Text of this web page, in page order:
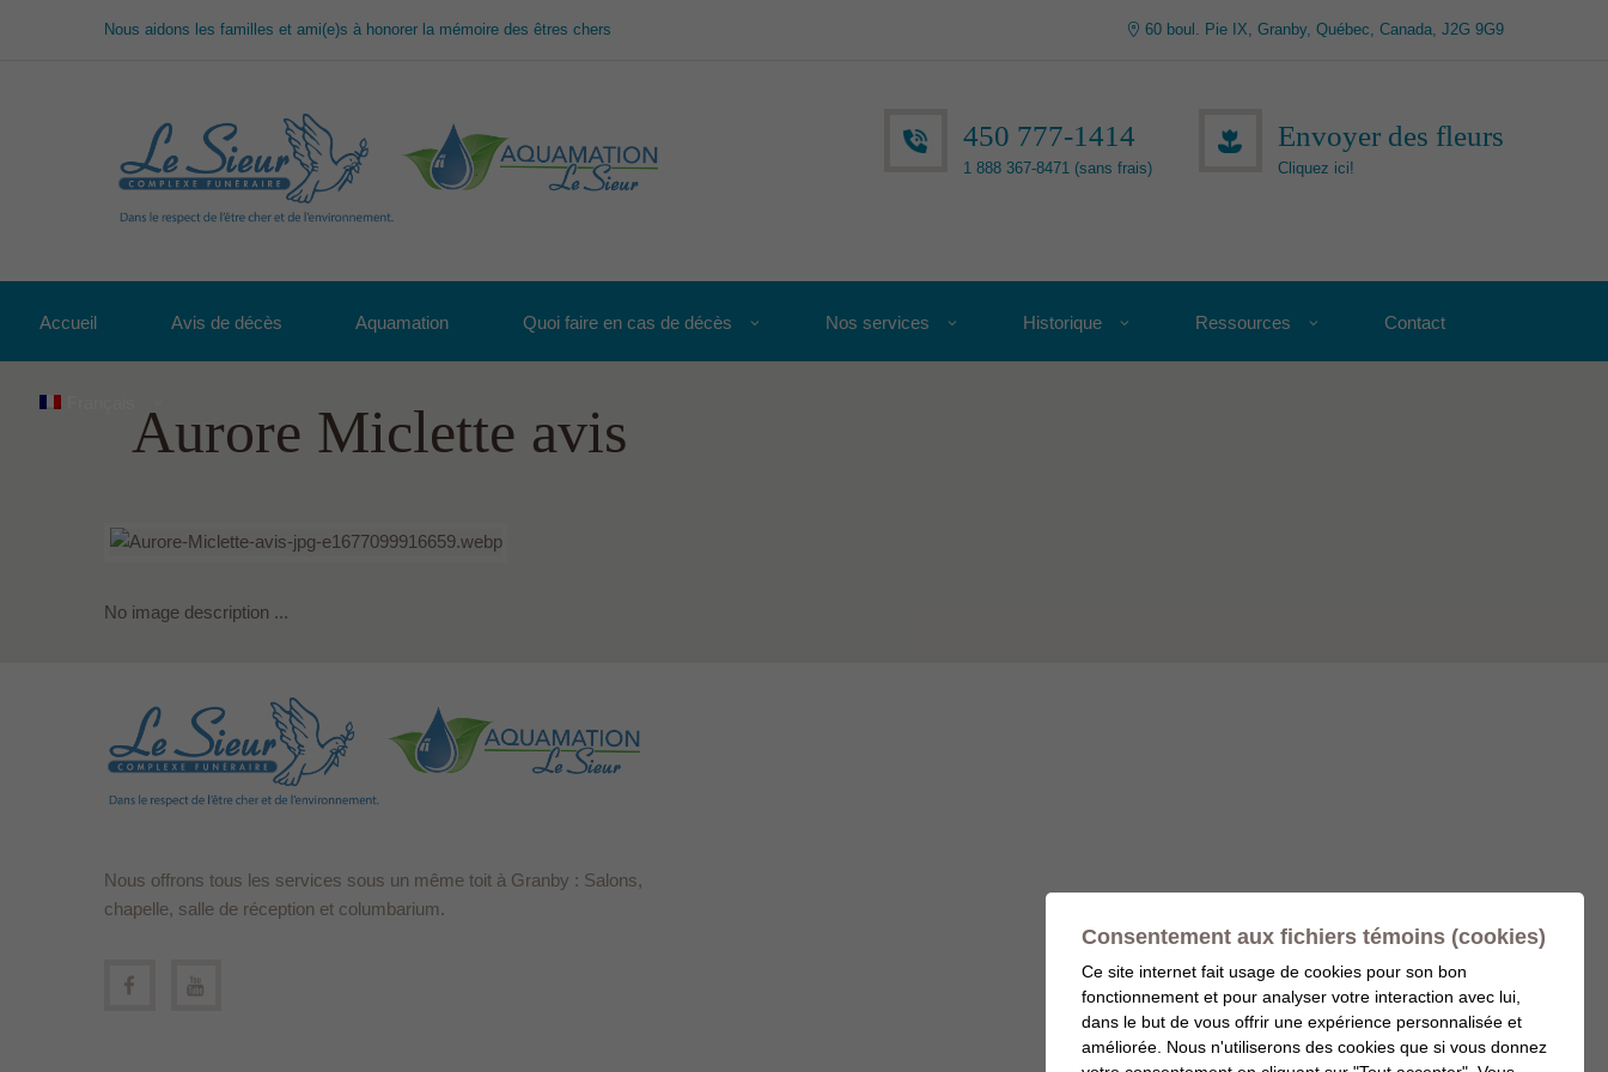
Nous aidons les familles et ami(e)s à honorer la mémoire des êtres chers 60 boul. Pie IX, Granby, Québec, Canada, J2G 9G9
450 777-1414
1 888 367-8471 (sans frais)
Envoyer des fleurs
Cliquez ici!
Accueil Avis de décès Aquamation Quoi faire en cas de décès Nos services Historique Ressources Contact
Aurore Miclette avis
No image description ...
Nous offrons tous les services sous un même toit à Granby : Salons,
chapelle, salle de réception et columbarium.
Consentement aux fichiers témoins (cookies)
Ce site internet fait usage de cookies pour son bon
fonctionnement et pour analyser votre interaction avec lui,
dans le but de vous offrir une expérience personnalisée et
améliorée. Nous n'utiliserons des cookies que si vous donnez